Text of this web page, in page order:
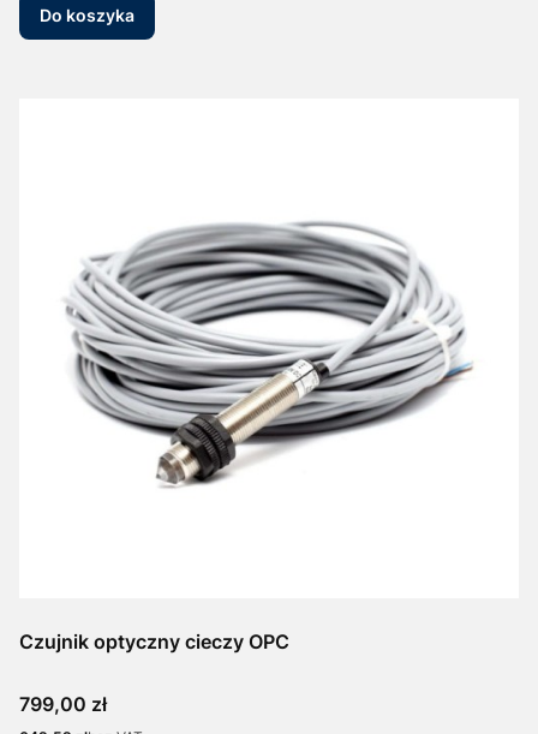
Do koszyka
Czujnik optyczny cieczy OPC
Cena
799,00 zł